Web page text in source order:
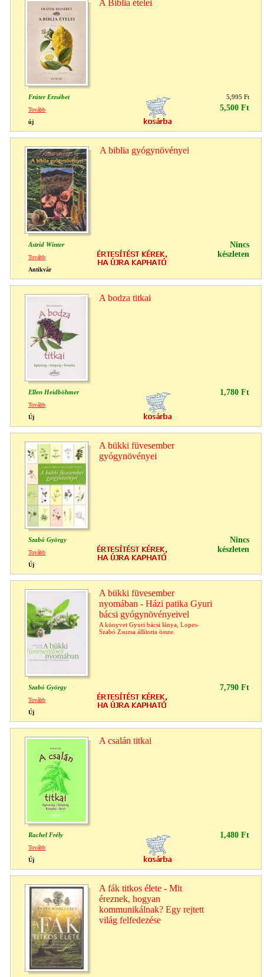
A Biblia ételei
Fráter Erzsébet 5,995 Ft
5,500 Ft
Tovább
új
A biblia gyógynövényei
Astrid Winter
Nincs
készleten
Tovább
Antikvár
A bodza titkai
Ellen Heidböhmer 1,780 Ft
Tovább
Új
A bükki füvesember
gyógynövényei
Szabó György
Nincs
készleten
Tovább
Új
A bükki füvesember
nyomában - Házi patika Gyuri
bácsi gyógynövényeivel
A könyvet Gyuri bácsi lánya, Lopes-
Szabó Zsuzsa állította össze.
Szabó György 7,790 Ft
Tovább
Új
A csalán titkai
Rachel Frély 1,480 Ft
Tovább
Új
A fák titkos élete - Mit
éreznek, hogyan
kommunikálnak? Egy rejtett
világ felfedezése